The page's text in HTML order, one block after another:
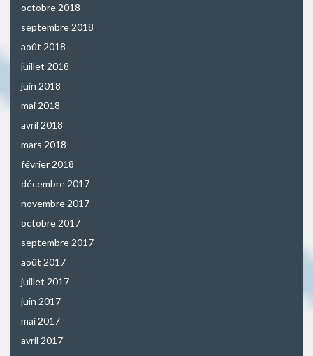
octobre 2018
septembre 2018
août 2018
juillet 2018
juin 2018
mai 2018
avril 2018
mars 2018
février 2018
décembre 2017
novembre 2017
octobre 2017
septembre 2017
août 2017
juillet 2017
juin 2017
mai 2017
avril 2017